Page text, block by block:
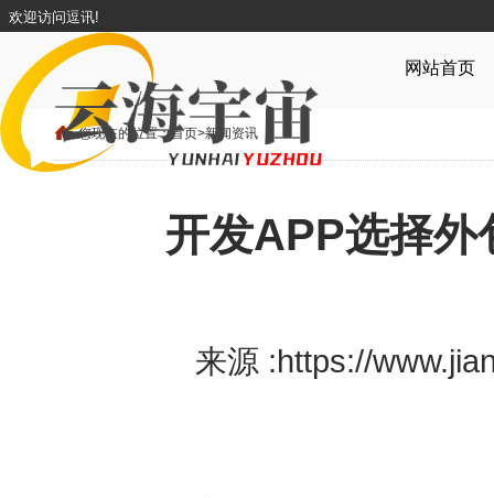
欢迎访问逗讯!
网站首页
您现在的位置： 首页>新闻资讯
开发APP选择外
来源 :https://